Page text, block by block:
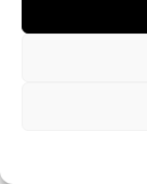
έως